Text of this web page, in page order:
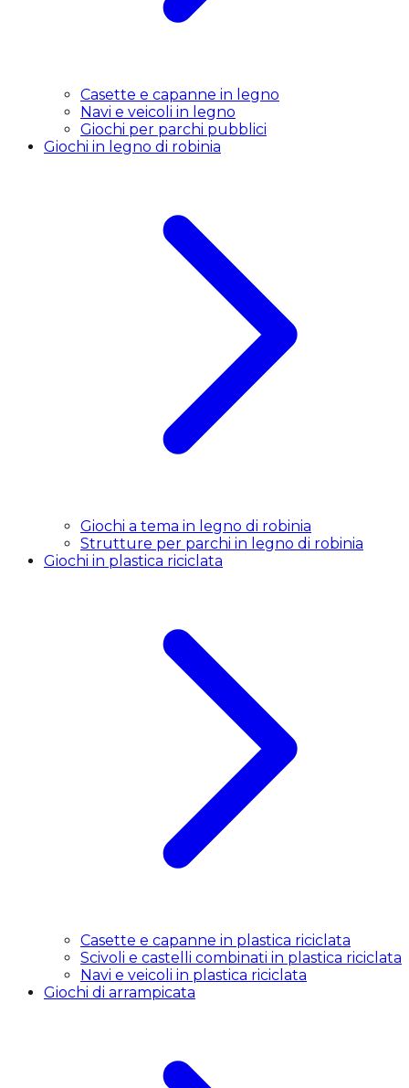
Casette e capanne in legno
Navi e veicoli in legno
Giochi per parchi pubblici
Giochi in legno di robinia
Giochi a tema in legno di robinia
Strutture per parchi in legno di robinia
Giochi in plastica riciclata
Casette e capanne in plastica riciclata
Scivoli e castelli combinati in plastica riciclata
Navi e veicoli in plastica riciclata
Giochi di arrampicata